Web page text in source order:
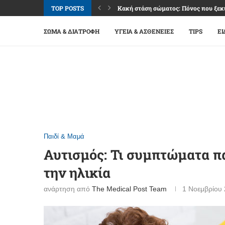
TOP POSTS
Κακή στάση σώματος: Πόνος που
ΣΏΜΑ & ΔΙΑΤΡΟΦΉ
ΥΓΕΊΑ & ΑΣΘΈΝΕΙΕΣ TIPS
Παιδί & Μαμά
Αυτισμός: Τι συμπτώματα
την ηλικία
ανάρτηση από The Medical Post Team 1 Νοεμβρίου